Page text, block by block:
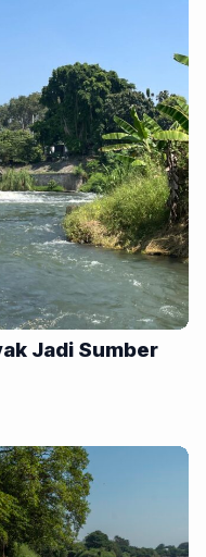
Jadi Sumber